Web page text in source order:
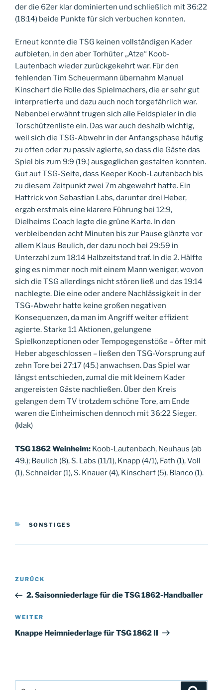
der die 62er klar dominierten und schließlich mit 36:22
(18:14) beide Punkte für sich verbuchen konnten.
Erneut konnte die TSG keinen vollständigen Kader
aufbieten, in den aber Torhüter „Atze“ Koob-
Lautenbach wieder zurückgekehrt war. Für den
fehlenden Tim Scheuermann übernahm Manuel
Kinscherf die Rolle des Spielmachers, die er sehr gut
interpretierte und dazu auch noch torgefährlich war.
Nebenbei erwähnt trugen sich alle Feldspieler in die
Torschützenliste ein. Das war auch deshalb wichtig,
weil sich die TSG-Abwehr in der Anfangsphase häufig
zu offen oder zu passiv agierte, so dass die Gäste das
Spiel bis zum 9:9 (19.) ausgeglichen gestalten konnten.
Gut auf TSG-Seite, dass Keeper Koob-Lautenbach bis
zu diesem Zeitpunkt zwei 7m abgewehrt hatte. Ein
Hattrick von Sebastian Labs, darunter drei Heber,
ergab erstmals eine klarere Führung bei 12:9,
Dielheims Coach legte die grüne Karte. In den
verbleibenden acht Minuten bis zur Pause glänzte vor
allem Klaus Beulich, der dazu noch bei 29:59 in
Unterzahl zum 18:14 Halbzeitstand traf. In die 2. Hälfte
ging es nimmer noch mit einem Mann weniger, wovon
sich die TSG allerdings nicht stören ließ und das 19:14
nachlegte. Die eine oder andere Nachlässigkeit in der
TSG-Abwehr hatte keine großen negativen
Konsequenzen, da man im Angriff weiter effizient
agierte. Starke 1:1 Aktionen, gelungene
Spielkonzeptionen oder Tempogegenstöße – öfter mit
Heber abgeschlossen – ließen den TSG-Vorsprung auf
zehn Tore bei 27:17 (45.) anwachsen. Das Spiel war
längst entschieden, zumal die mit kleinem Kader
angereisten Gäste nachließen. Über den Kreis
gelangen dem TV trotzdem schöne Tore, am Ende
waren die Einheimischen dennoch mit 36:22 Sieger.
(klak)
TSG 1862 Weinheim: Koob-Lautenbach, Neuhaus (ab
49.); Beulich (8), S. Labs (11/1), Knapp (4/1), Fath (1), Voll
(1), Schneider (1), S. Knauer (4), Kinscherf (5), Blanco (1).
KATEGORIEN
SONSTIGES
Beitragsnavigation
Vorheriger
Beitrag
ZURÜCK
2. Saisonniederlage für die TSG 1862-Handballer
Nächster
Beitrag
WEITER
Knappe Heimniederlage für TSG 1862 II